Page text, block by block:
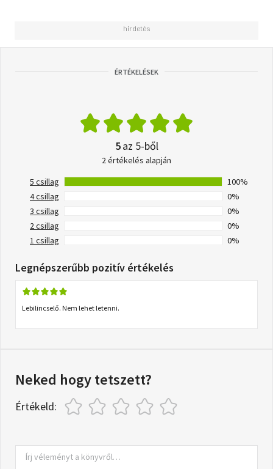
ÉRTÉKELÉSEK
5az 5-ből
2 értékelés alapján
5 csillag
100%
4 csillag
0%
3 csillag
0%
2 csillag
0%
1 csillag
0%
Legnépszerűbb pozitív értékelés
Lebilincselő. Nem lehet letenni.
Neked hogy tetszett?
Értékeld: